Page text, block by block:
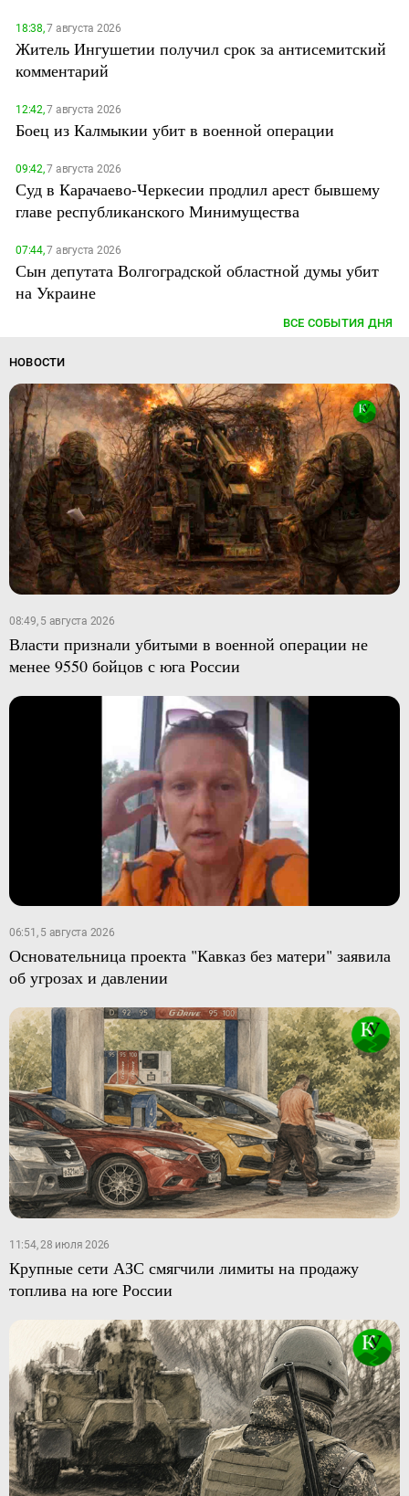
18:38,7 августа 2026
Житель Ингушетии получил срок за антисемитский
комментарий
12:42,7 августа 2026
Боец из Калмыкии убит в военной операции
09:42,7 августа 2026
Суд в Карачаево-Черкесии продлил арест бывшему
главе республиканского Минимущества
07:44,7 августа 2026
Сын депутата Волгоградской областной думы убит
на Украине
ВСЕ СОБЫТИЯ ДНЯ
НОВОСТИ
08:49, 5 августа 2026
Власти признали убитыми в военной операции не
менее 9550 бойцов с юга России
06:51, 5 августа 2026
Основательница проекта "Кавказ без матери" заявила
об угрозах и давлении
11:54, 28 июля 2026
Крупные сети АЗС смягчили лимиты на продажу
топлива на юге России